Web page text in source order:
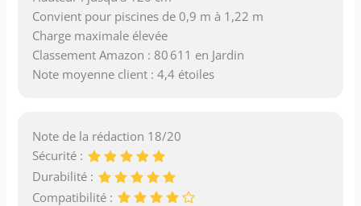
Convient pour piscines de 0,9 m à 1,22 m
Charge maximale élevée
Classement Amazon : 80 611 en Jardin
Note moyenne client : 4,4 étoiles
Note de la rédaction 18/20
Sécurité :
Durabilité :
Compatibilité :